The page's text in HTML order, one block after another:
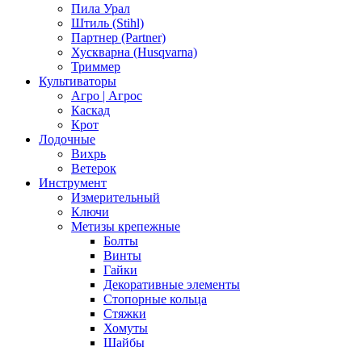
Пила Урал
Штиль (Stihl)
Партнер (Partner)
Хускварна (Husqvarna)
Триммер
Культиваторы
Агро | Агрос
Каскад
Крот
Лодочные
Вихрь
Ветерок
Инструмент
Измерительный
Ключи
Метизы крепежные
Болты
Винты
Гайки
Декоративные элементы
Стопорные кольца
Стяжки
Хомуты
Шайбы